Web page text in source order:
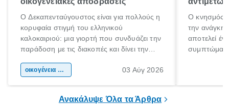
Ο Δεκαπενταύγουστος είναι για πολλούς η
κορυφαία στιγμή του ελληνικού
καλοκαιριού: μια γιορτή που συνδυάζει την
παράδοση με τις διακοπές και δίνει την
χώρας. Είτε πρόκειται για λίγες μέρες
οικογένεια & παιδί 03 Αύγ 2026
Ο κνησμός
την ανάγκη
αποτελεί
Ανακάλυψε Όλα τα Άρθρα